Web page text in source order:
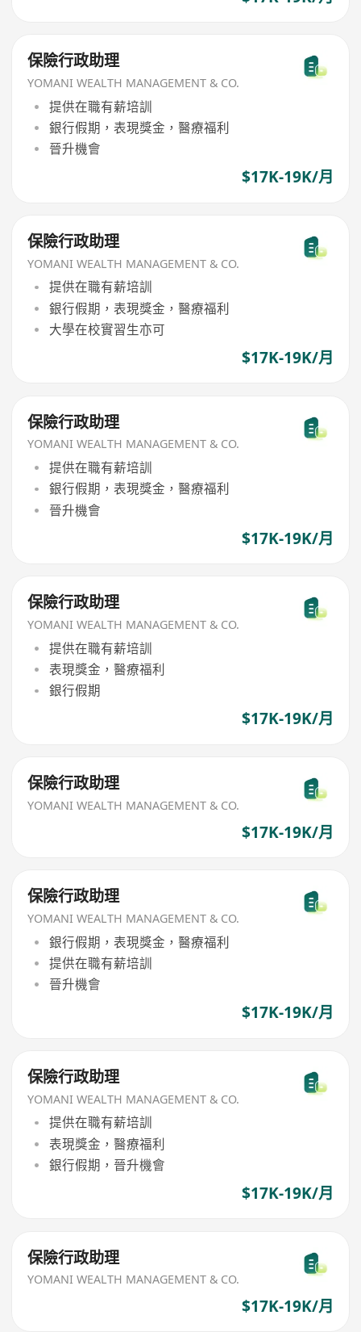
保險行政助理
YOMANI WEALTH MANAGEMENT & CO.
提供在職有薪培訓
銀行假期，表現獎金，醫療福利
晉升機會
$17K-19K/月
保險行政助理
YOMANI WEALTH MANAGEMENT & CO.
提供在職有薪培訓
銀行假期，表現獎金，醫療福利
大學在校實習生亦可
$17K-19K/月
保險行政助理
YOMANI WEALTH MANAGEMENT & CO.
提供在職有薪培訓
銀行假期，表現獎金，醫療福利
晉升機會
$17K-19K/月
保險行政助理
YOMANI WEALTH MANAGEMENT & CO.
提供在職有薪培訓
表現獎金，醫療福利
銀行假期
$17K-19K/月
保險行政助理
YOMANI WEALTH MANAGEMENT & CO.
$17K-19K/月
保險行政助理
YOMANI WEALTH MANAGEMENT & CO.
銀行假期，表現獎金，醫療福利
提供在職有薪培訓
晉升機會
$17K-19K/月
保險行政助理
YOMANI WEALTH MANAGEMENT & CO.
提供在職有薪培訓
表現獎金，醫療福利
銀行假期，晉升機會
$17K-19K/月
保險行政助理
YOMANI WEALTH MANAGEMENT & CO.
$17K-19K/月